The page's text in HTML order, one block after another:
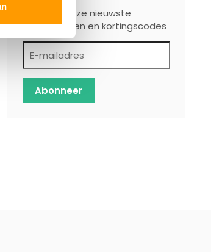
Ontvang onze nieuwste
aanbiedingen en kortingscodes
Abonneer